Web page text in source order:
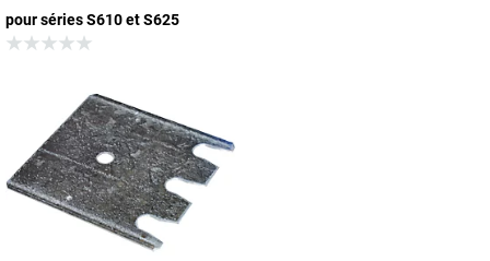
pour séries S610 et S625